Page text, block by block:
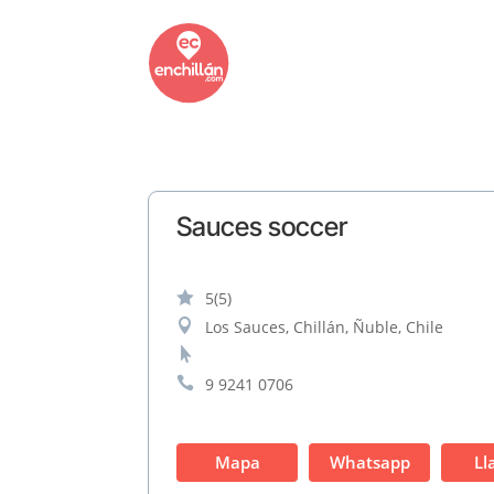
Sauces soccer
 5(5)
 Los Sauces, Chillán, Ñuble, Chile


9 9241 0706
Mapa Whatsapp